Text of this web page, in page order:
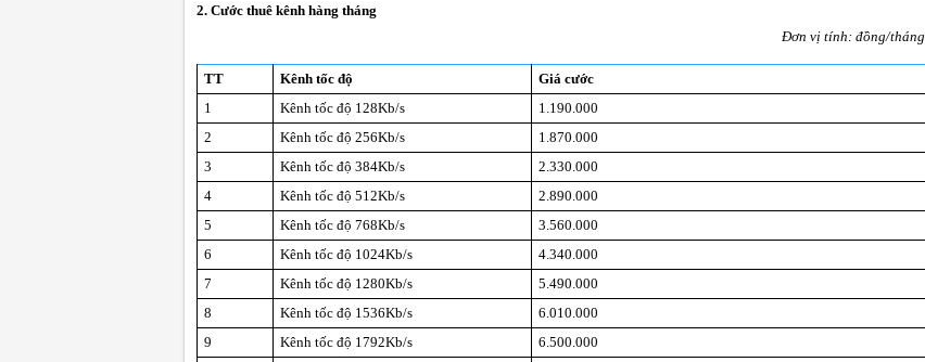
2. Cước thuê kênh hàng tháng
Đơn vị tính: đồng/tháng
TT Kênh tốc độ
Giá cước
1
Kênh tốc độ 128Kb/s
1.190.000
2
Kênh tốc độ 256Kb/s
1.870.000
3
Kênh tốc độ 384Kb/s
2.330.000
4
Kênh tốc độ 512Kb/s
2.890.000
5
Kênh tốc độ 768Kb/s
3.560.000
6
Kênh tốc độ 1024Kb/s
4.340.000
7
Kênh tốc độ 1280Kb/s
5.490.000
8
Kênh tốc độ 1536Kb/s
6.010.000
9
Kênh tốc độ 1792Kb/s
6.500.000